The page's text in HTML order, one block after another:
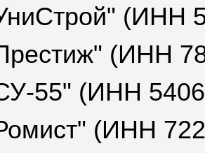
(ИНН
(ИНН
55" (ИНН
(ИНН